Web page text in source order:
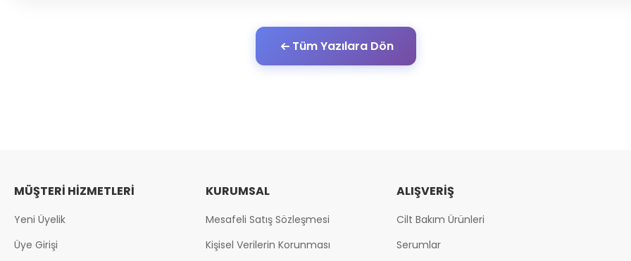
Tüm Yazılara Dön
MÜŞTERI HIZMETLERI
Yeni Üyelik
Üye Girişi
KURUMSAL
Mesafeli Satış Sözleşmesi
Kişisel Verilerin Korunması
ALIŞVERIŞ
Cilt Bakım Ürünleri
Serumlar